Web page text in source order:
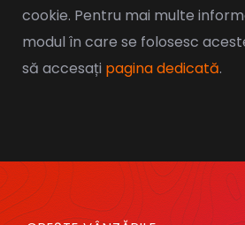
cookie. Pentru mai multe
modul în care se folosesc
să accesați pagina dedicată.